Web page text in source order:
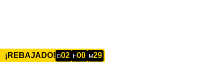
¡REBAJADO! D02 H00 M29